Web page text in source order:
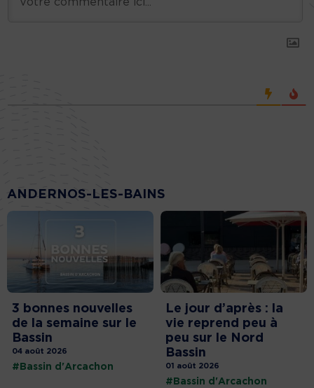
ANDERNOS-LES-BAINS
3 bonnes nouvelles
de la semaine sur le
Bassin
04 août 2026
#Bassin d'Arcachon
Le jour d’après : la
vie reprend peu à
peu sur le Nord
Bassin
01 août 2026
#Bassin d'Arcachon